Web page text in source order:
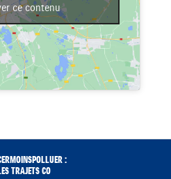
ce contenu
:
POUR L